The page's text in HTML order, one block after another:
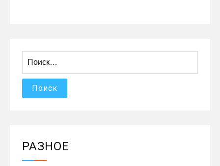
РАЗНОЕ